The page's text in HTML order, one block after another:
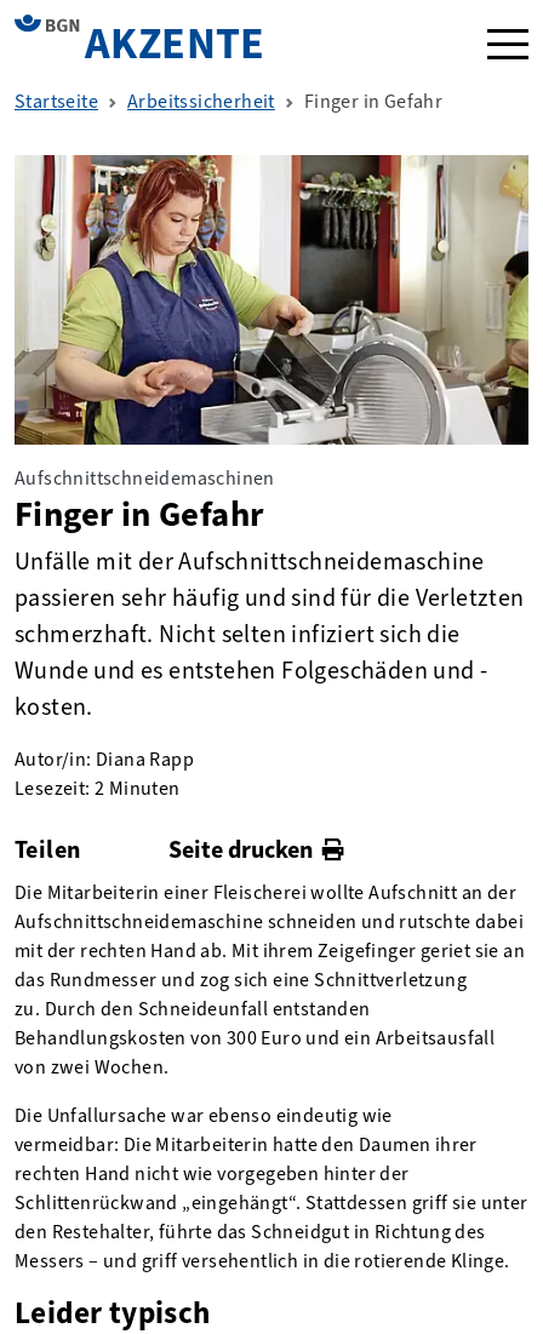
AKZENTE
Startseite Arbeitssicherheit Finger in Gefahr
Aufschnittschneidemaschinen
Finger in Gefahr
Unfälle mit der Aufschnittschneidemaschine
passieren sehr häufig und sind für die Verletzten
schmerzhaft. Nicht selten infiziert sich die
Wunde und es entstehen Folgeschäden und -
kosten.
Autor/in: Diana Rapp
Lesezeit: 2 Minuten
Teilen Seite drucken
Die Mitarbeiterin einer Fleischerei wollte Aufschnitt an der
Aufschnittschneidemaschine schneiden und rutschte dabei
mit der rechten Hand ab. Mit ihrem Zeigefinger geriet sie an
das Rundmesser und zog sich eine Schnittverletzung
zu. Durch den Schneideunfall entstanden
Behandlungskosten von 300 Euro und ein Arbeitsausfall
von zwei Wochen.
Die Unfallursache war ebenso eindeutig wie
vermeidbar: Die Mitarbeiterin hatte den Daumen ihrer
rechten Hand nicht wie vorgegeben hinter der
Schlittenrückwand „eingehängt“. Stattdessen griff sie unter
den Restehalter, führte das Schneidgut in Richtung des
Messers – und griff versehentlich in die rotierende Klinge.
Leider typisch